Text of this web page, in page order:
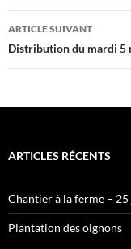
articles
ARTICLE SUIVANT
Distribution du mardi 5
ARTICLES RÉCENTS
Chantier à la ferme –
Plantation des oignons